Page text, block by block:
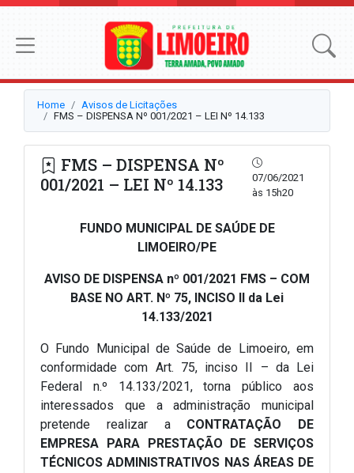
Home
Avisos de Licitações
FMS – DISPENSA Nº 001/2021 – LEI Nº 14.133
FMS – DISPENSA Nº
001/2021 – LEI Nº 14.133
07/06/2021
às 15h20
FUNDO MUNICIPAL DE SAÚDE DE
LIMOEIRO/PE
AVISO DE DISPENSA nº 001/2021 FMS – COM
BASE NO ART. Nº 75, INCISO II da Lei
14.133/2021
O Fundo Municipal de Saúde de Limoeiro, em
conformidade com Art. 75, inciso II – da Lei
Federal n.º 14.133/2021, torna público aos
interessados que a administração municipal
pretende realizar a CONTRATAÇÃO DE
EMPRESA PARA PRESTAÇÃO DE SERVIÇOS
TÉCNICOS ADMINISTRATIVOS NAS ÁREAS DE